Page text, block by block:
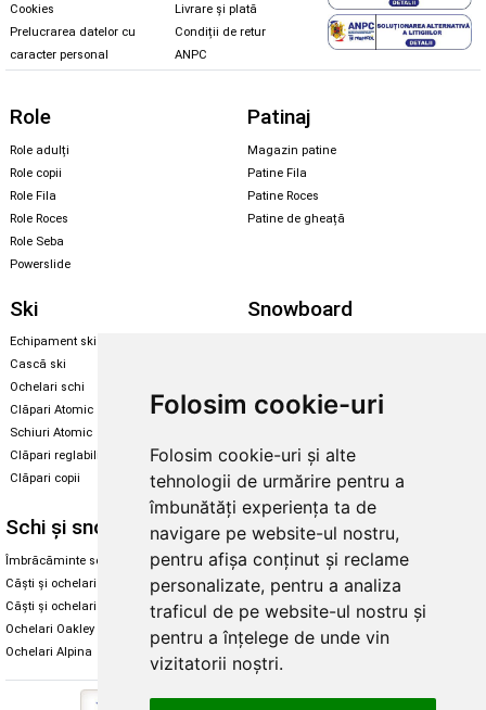
Folosim cookie-uri
Folosim cookie-uri și alte
tehnologii de urmărire pentru a
îmbunătăți experiența ta de
navigare pe website-ul nostru,
pentru afișa conținut și reclame
personalizate, pentru a analiza
traficul de pe website-ul nostru și
pentru a înțelege de unde vin
vizitatorii noștri.
Cookies
Prelucrarea datelor cu
caracter personal
Livrare și plată
Condiții de retur
ANPC
Role
Role adulți
Role copii
Role Fila
Role Roces
Role Seba
Powerslide
Patinaj
Magazin patine
Patine Fila
Patine Roces
Patine de gheață
Ski
Echipament ski
Cască ski
Ochelari schi
Clăpari Atomic
Schiuri Atomic
Clăpari reglabili
Clăpari copii
Snowboard
Santa Cruz
Enuff Skateboards
Schi și snowboard
Îmbrăcăminte schi și snowboard
Căști și ochelari de iarnă
Căști și ochelari Alpina
Ochelari Oakley
Ochelari Alpina
Diverse
Cum aleg rolele
Cum aleg ochelarii
Ochelari de soare Oakley
Ochelari de soare Alpina
Intretinere manusi